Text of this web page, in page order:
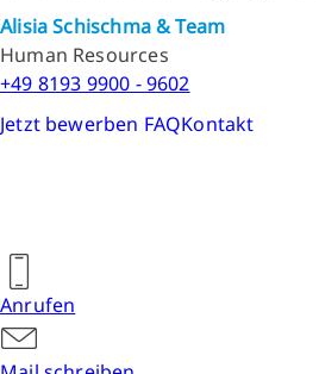
Alisia Schischma & Team
Human Resources
+49 8193 9900 - 9602
Jetzt bewerben FAQKontakt
Anrufen